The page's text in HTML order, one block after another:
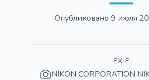
Опубликовано 9 июля
EXIF
NIKON CORPORATION